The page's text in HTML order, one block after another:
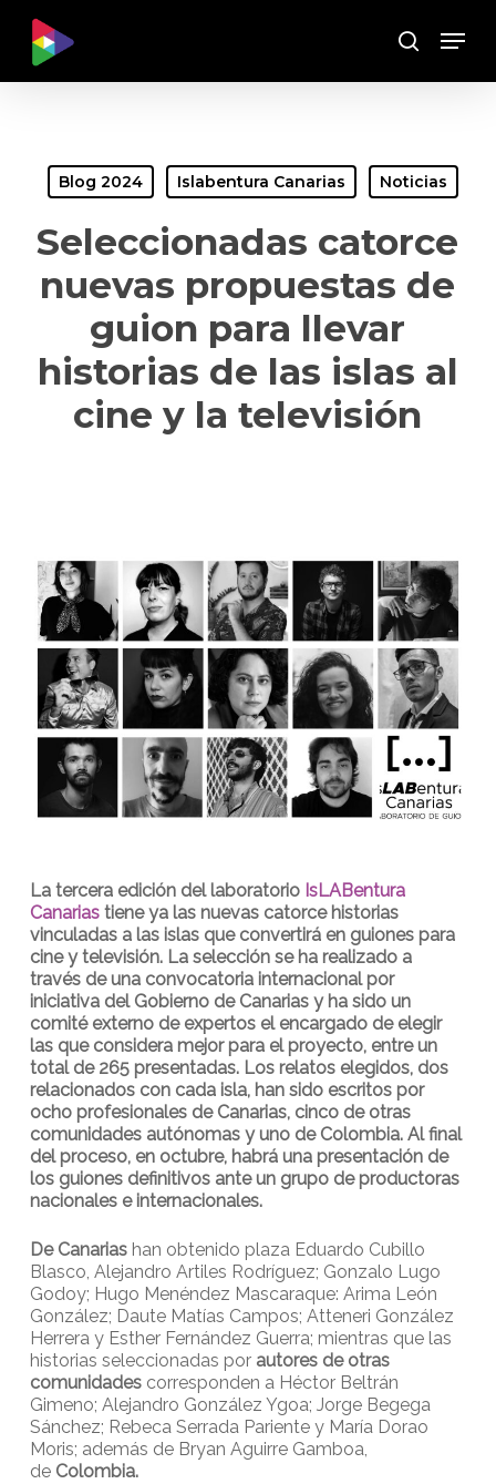
main
Buscar
Menu
Blog 2024 Islabentura Canarias Noticias
Seleccionadas catorce
nuevas propuestas de
guion para llevar
historias de las islas al
cine y la televisión
La tercera edición del laboratorio IsLABentura
Canariastiene ya las nuevas catorce historias
vinculadas a las islas que convertirá en guiones para
cine y televisión. La selección se ha realizado a
través de una convocatoria internacional por
iniciativa del Gobierno de Canarias y ha sido un
comité externo de expertos el encargado de elegir
las que considera mejor para el proyecto, entre un
total de 265 presentadas. Los relatos elegidos, dos
relacionados con cada isla, han sido escritos por
ocho profesionales de Canarias, cinco de otras
comunidades autónomas y uno de Colombia. Al final
del proceso, en octubre, habrá una presentación de
los guiones definitivos ante un grupo de productoras
nacionales e internacionales.
De Canariashan obtenido plaza Eduardo Cubillo
Blasco, Alejandro Artiles Rodríguez; Gonzalo Lugo
Godoy; Hugo Menéndez Mascaraque: Arima León
González; Daute Matías Campos; Atteneri González
Herrera y Esther Fernández Guerra; mientras que las
historias seleccionadas por autores de otras
comunidades corresponden a Héctor Beltrán
Gimeno; Alejandro González Ygoa; Jorge Begega
Sánchez; Rebeca Serrada Pariente y María Dorao
Moris; además de Bryan Aguirre Gamboa,
de Colombia.